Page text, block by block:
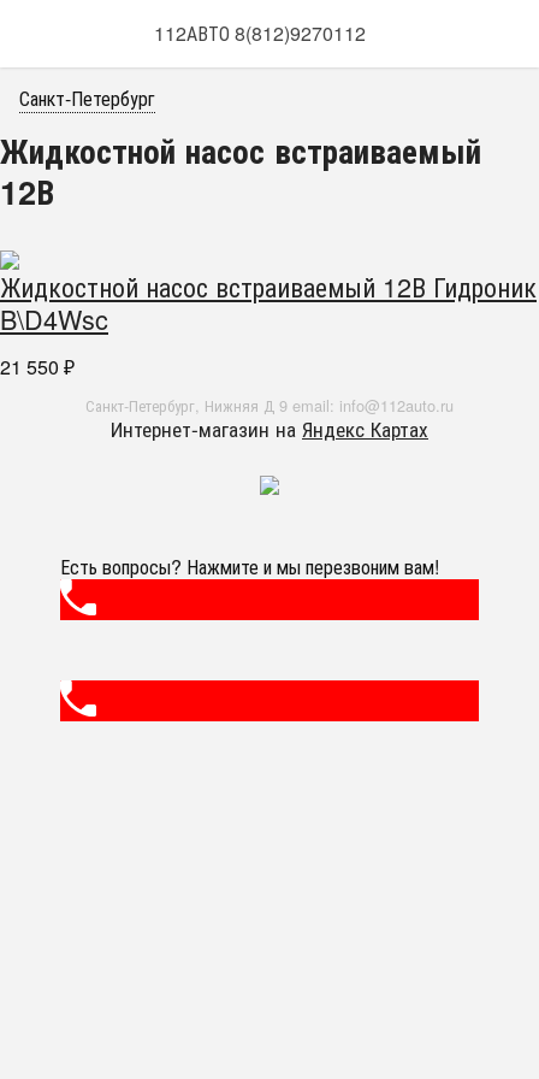
112АВТО 8(812)9270112
Санкт-Петербург
Жидкостной насос встраиваемый
12В
Жидкостной насос встраиваемый 12В Гидроник
B\D4Wsc
21 550 ₽
Санкт-Петербург, Нижняя Д 9 email: info@112auto.ru
Интернет-магазин на Яндекс Картах
Есть вопросы? Нажмите и мы перезвоним вам!